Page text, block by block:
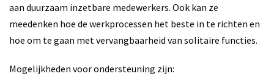
aan duurzaam inzetbare medewerkers. Ook kan ze
meedenken hoe de werkprocessen het beste in te richten en
hoe om te gaan met vervangbaarheid van solitaire functies.
Mogelijkheden voor ondersteuning zijn: